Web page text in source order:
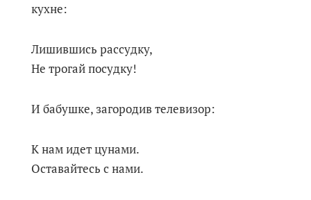
кухне:
Лишившись рассудку,
Не трогай посудку!
И бабушке, загородив телевизор:
К нам идет цунами.
Оставайтесь с нами.